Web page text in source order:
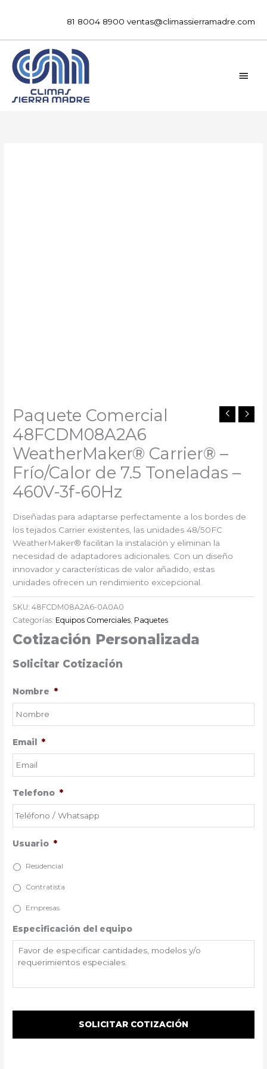
81 8004 8900 ventas@climassierramadre.com
Paquete Comercial
48FCDM08A2A6
WeatherMaker® Carrier®️ –
Frío/Calor de 7.5 Toneladas –
460V-3f-60Hz
Diseñadas para adaptarse perfectamente a los bordes de
los tejados Carrier existentes, las unidades 48/50FC
WeatherMaker® facilitan la instalación y eliminan la
necesidad de adaptadores adicionales. Con un diseño
innovador y características de valor añadido, estas
unidades ofrecen un rendimiento excepcional.
SKU:48FCDM08A2A6-0A0A0
Categorías: Equipos Comerciales, Paquetes
Cotización Personalizada
Solicitar Cotización
Nombre *
Email *
Telefono *
Usuario *
Residencial
Contratista
Empresas
Especificación del equipo